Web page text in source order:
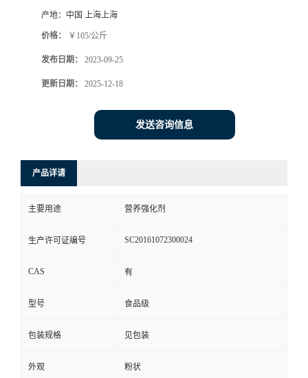
产地： 中国 上海上海
价格： ￥105/公斤
发布日期： 2023-09-25
更新日期： 2025-12-18
发送咨询信息
产品详请
主要用途 营养强化剂
生产许可证编号 SC20161072300024
CAS 有
型号 食品级
包装规格 见包装
外观 粉状